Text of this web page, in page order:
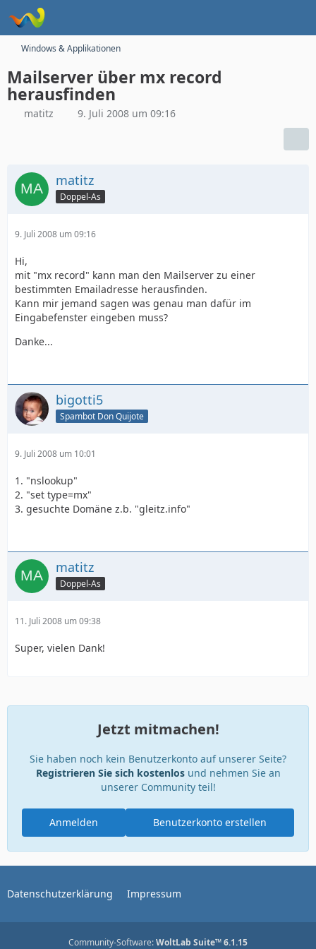
Windows & Applikationen
Mailserver über mx record
herausfinden
matitz 9. Juli 2008 um 09:16
matitz
Doppel-As
9. Juli 2008 um 09:16
Hi,
mit "mx record" kann man den Mailserver zu einer
bestimmten Emailadresse herausfinden.
Kann mir jemand sagen was genau man dafür im
Eingabefenster eingeben muss?
Danke...
bigotti5
Spambot Don Quijote
9. Juli 2008 um 10:01
1. "nslookup"
2. "set type=mx"
3. gesuchte Domäne z.b. "gleitz.info"
matitz
Doppel-As
11. Juli 2008 um 09:38
Super, vielen Dank!
Jetzt mitmachen!
Sie haben noch kein Benutzerkonto auf unserer Seite?
Registrieren Sie sich kostenlosund nehmen Sie an
unserer Community teil!
Benutzerkonto erstellen
Anmelden
Datenschutzerklärung Impressum
Community-Software:WoltLab Suite™ 6.1.15